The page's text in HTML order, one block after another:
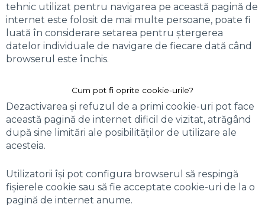
tehnic utilizat pentru navigarea pe această pagină de
internet este folosit de mai multe persoane, poate fi
luată în considerare setarea pentru ștergerea
datelor individuale de navigare de fiecare dată când
browserul este închis.
Cum pot fi oprite cookie-urile?
Dezactivarea și refuzul de a primi cookie-uri pot face
această pagină de internet dificil de vizitat, atrăgând
după sine limitări ale posibilităților de utilizare ale
acesteia.
Utilizatorii își pot configura browserul să respingă
fișierele cookie sau să fie acceptate cookie-uri de la o
pagină de internet anume.